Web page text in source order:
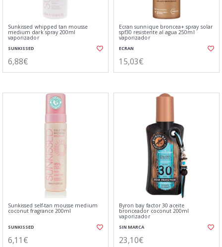
Sunkissed whipped tan mousse
medium dark spray 200ml
vaporizador
SUNKISSED
6,88€
Ecran sunnique broncea+ spray solar
spf30 resistente al agua 250ml
vaporizador
ECRAN
15,03€
Sunkissed self-tan mousse medium
coconut fragrance 200ml
SUNKISSED
6,11€
Byron bay factor 30 aceite
bronceador coconut 200ml
vaporizador
SIN MARCA
23,10€